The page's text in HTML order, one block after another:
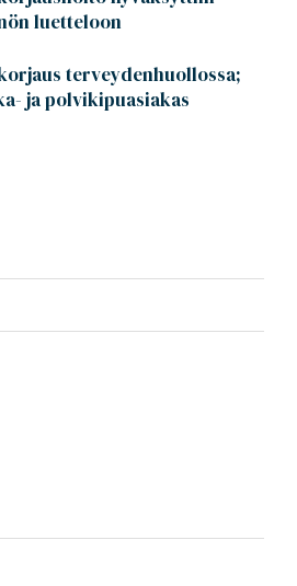
luetteloon
terveydenhuollossa;
ja polvikipuasiakas